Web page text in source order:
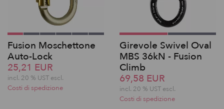
Fusion Moschettone
Auto-Lock
25,21 EUR
incl. 20 % UST escl.
Costi di spedizione
Girevole Swivel Oval
MBS 36kN - Fusion
Climb
69,58 EUR
incl. 20 % UST escl.
Costi di spedizione